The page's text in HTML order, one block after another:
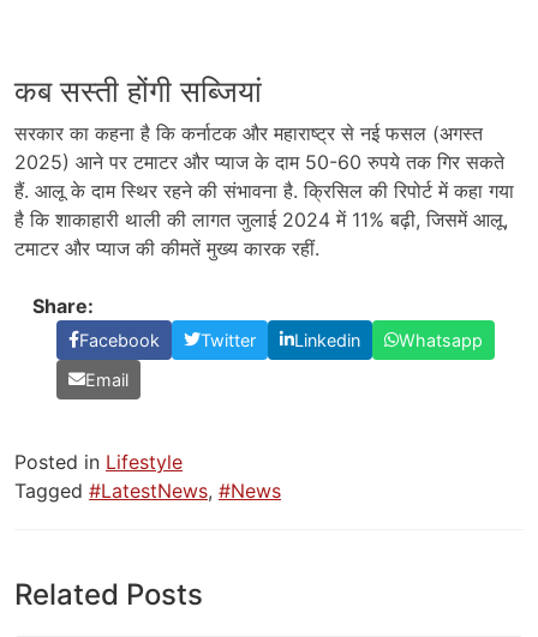
कब सस्ती होंगी सब्जियां
सरकार का कहना है कि कर्नाटक और महाराष्ट्र से नई फसल (अगस्त
2025) आने पर टमाटर और प्याज के दाम 50-60 रुपये तक गिर सकते
हैं. आलू के दाम स्थिर रहने की संभावना है. क्रिसिल की रिपोर्ट में कहा गया
है कि शाकाहारी थाली की लागत जुलाई 2024 में 11% बढ़ी, जिसमें आलू,
टमाटर और प्याज की कीमतें मुख्य कारक रहीं.
Share:
Facebook Twitter Linkedin
Whatsapp
Email
Posted in Lifestyle
Tagged #LatestNews, #News
Related Posts